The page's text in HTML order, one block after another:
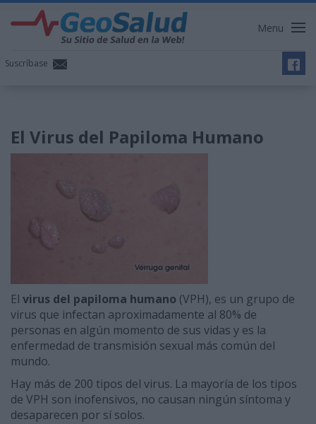
Menu
Suscríbase
El Virus del Papiloma Humano
El virus del papiloma humano (VPH), es un grupo de
virus que infectan aproximadamente al 80% de
personas en algún momento de sus vidas y es la
enfermedad de transmisión sexual más común del
mundo.
Hay más de 200 tipos del virus. La mayoría de los tipos
de VPH son inofensivos, no causan ningún síntoma y
desaparecen por sí solos.